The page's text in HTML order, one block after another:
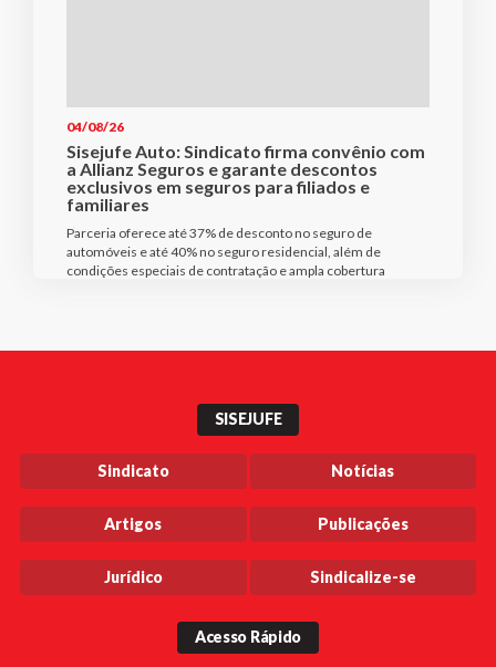
04/08/26
Sisejufe Auto: Sindicato firma convênio com
a Allianz Seguros e garante descontos
exclusivos em seguros para filiados e
familiares
Parceria oferece até 37% de desconto no seguro de
automóveis e até 40% no seguro residencial, além de
condições especiais de contratação e ampla cobertura
SISEJUFE
Sindicato Notícias
Artigos Publicações
Jurídico Sindicalize-se
Acesso Rápido